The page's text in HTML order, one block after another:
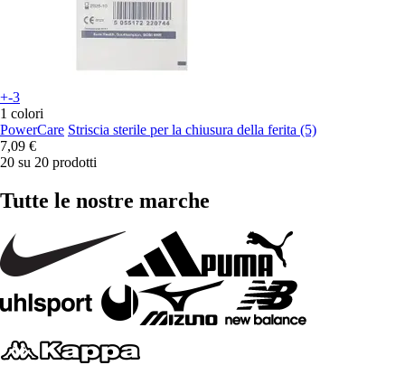
+-3
1 colori
PowerCare Striscia sterile per la chiusura della ferita (5)
7,09 €
20 su 20 prodotti
Tutte le nostre marche